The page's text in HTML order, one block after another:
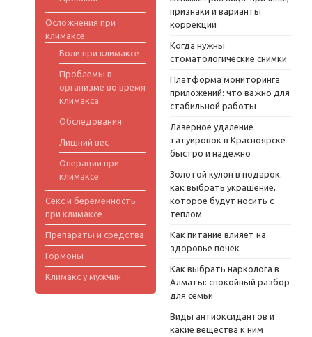
Осложнения при
климаксе
Боли при климаксе
Проблемы в
организме во время
климакса
Обследования
Лишний вес
Операции при
климаксе
Секс и беременность
при климаксе
Препараты и средства
Гормоны
Климакс у мужчин
признаки и варианты
коррекции
Когда нужны
стоматологические снимки
Платформа мониторинга
приложений: что важно для
стабильной работы
Лазерное удаление
татуировок в Красноярске
быстро и надежно
Золотой кулон в подарок:
как выбрать украшение,
которое будут носить с
теплом
Как питание влияет на
здоровье почек
Как выбрать нарколога в
Алматы: спокойный разбор
для семьи
Виды антиоксидантов и
какие вещества к ним